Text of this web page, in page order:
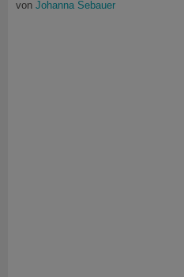
von Johanna Sebauer